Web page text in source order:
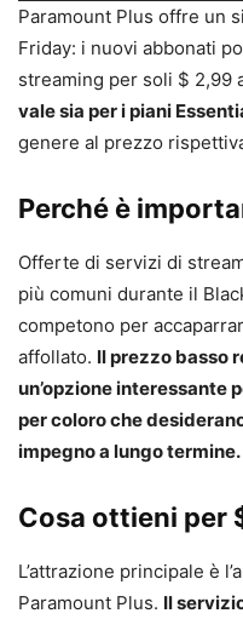
Paramount Plus offre un
Friday: i nuovi abbonati
streaming per soli $ 2,99
vale sia per i piani
genere al prezzo
Perché è
Offerte di servizi di
più comuni durante il
competono per
affollato. Il prezzo basso
un’opzione interessante
per coloro che
impegno a lungo termine.
Cosa ottieni per
L’attrazione principale è
Paramount Plus. Il